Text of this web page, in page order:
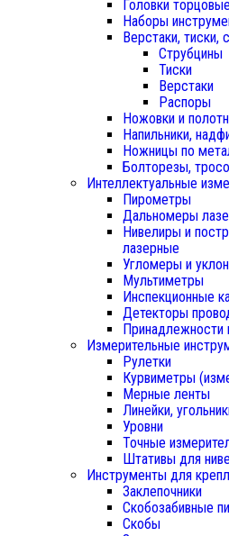
Головки
Наборы
Верстаки, тиски,
Струбцины
Тиски
Верстаки
Распоры
Ножовки и
Напильники,
Ножницы по
Болторезы,
Интеллектуальные
Пирометры
Дальномеры
Нивелиры и
лазерные
Угломеры и
Мультиметры
Инспекционные
Детекторы
Измерительные
Рулетки
Курвиметры
Мерные ленты
Линейки,
Уровни
Точные
Штативы для
Инструменты для
Заклепочники
Скобозабивные
Скобы